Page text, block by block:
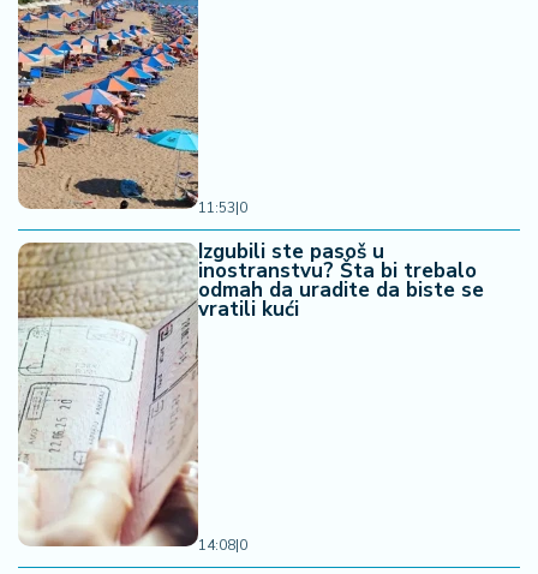
11:53|0
Izgubili ste pasoš u
inostranstvu? Šta bi trebalo
odmah da uradite da biste se
vratili kući
14:08|0